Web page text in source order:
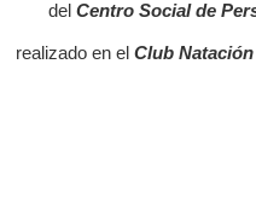
del Centro Social de
realizado en el Club